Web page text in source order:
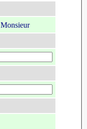
Monsieur